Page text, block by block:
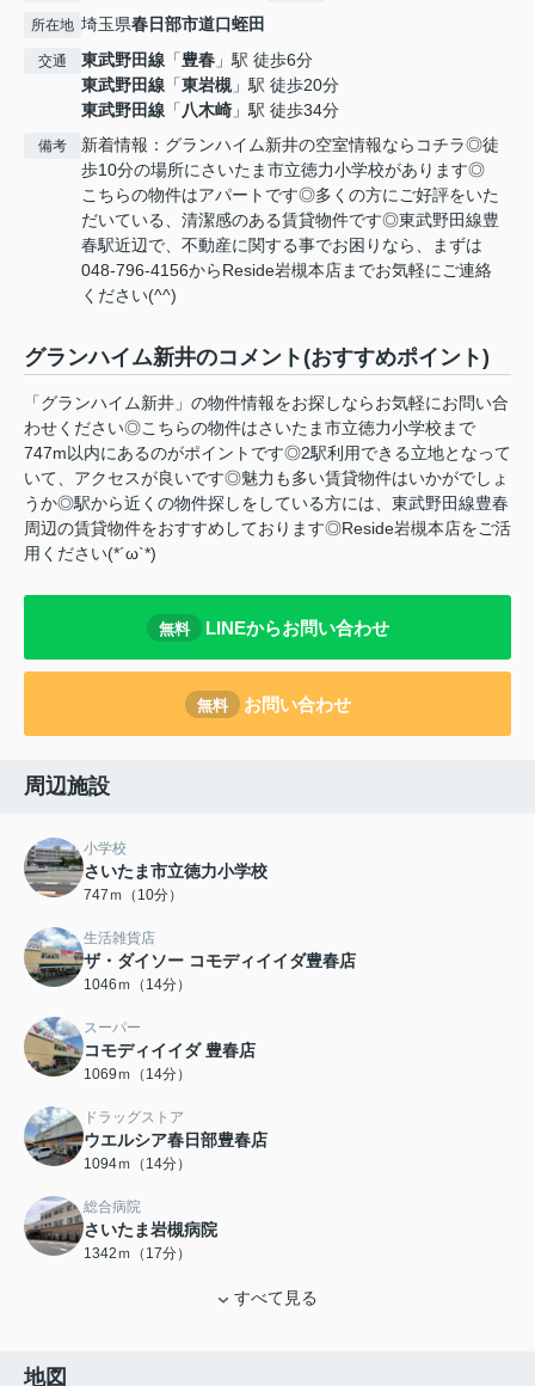
所在地 埼玉県春日部市道口蛭田
交通 東武野田線 「豊春 」駅 徒歩6分
東武野田線 「東岩槻 」駅 徒歩20分
東武野田線 「八木崎 」駅 徒歩34分
備考
新着情報：グランハイム新井の空室情報ならコチラ◎徒
歩10分の場所にさいたま市立徳力小学校があります◎
こちらの物件はアパートです◎多くの方にご好評をいた
だいている、清潔感のある賃貸物件です◎東武野田線豊
春駅近辺で、不動産に関する事でお困りなら、まずは
048-796-4156からReside岩槻本店までお気軽にご連絡
ください(^^)
グランハイム新井のコメント(おすすめポイント)
「グランハイム新井」の物件情報をお探しならお気軽にお問い合
わせください◎こちらの物件はさいたま市立徳力小学校まで
747m以内にあるのがポイントです◎2駅利用できる立地となって
いて、アクセスが良いです◎魅力も多い賃貸物件はいかがでしょ
うか◎駅から近くの物件探しをしている方には、東武野田線豊春
周辺の賃貸物件をおすすめしております◎Reside岩槻本店をご活
用ください(*´ω`*)
無料 LINEからお問い合わせ
無料 お問い合わせ
周辺施設
小学校
さいたま市立徳力小学校
747ｍ（10分）
生活雑貨店
ザ・ダイソー コモディイイダ豊春店
1046ｍ（14分）
スーパー
コモディイイダ 豊春店
1069ｍ（14分）
ドラッグストア
ウエルシア春日部豊春店
1094ｍ（14分）
総合病院
さいたま岩槻病院
1342ｍ（17分）
すべて見る
地図